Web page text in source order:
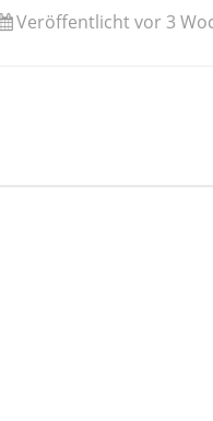
Veröffentlicht vor 3